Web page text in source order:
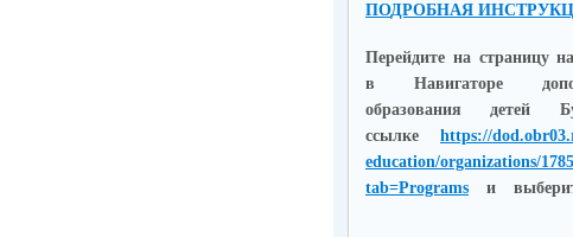
ПОДРОБНАЯ
Перейдите на страницу
в Навигаторе
образования детей
ссылке https://
education/organizations/
tab=Programs и
понравившуюся